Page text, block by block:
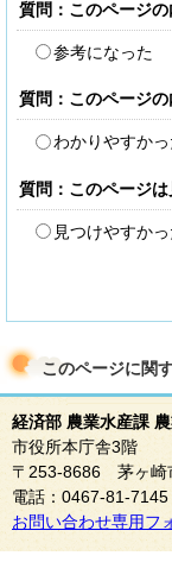
質問：このページ
参考になった
質問：このページ
わかりやすかっ
質問：このページ
見つけやすかっ
このページに関
経済部 農業水産課
市役所本庁舎3階
〒253-8686 茅ヶ崎
電話：0467-81-
お問い合わせ専用フ